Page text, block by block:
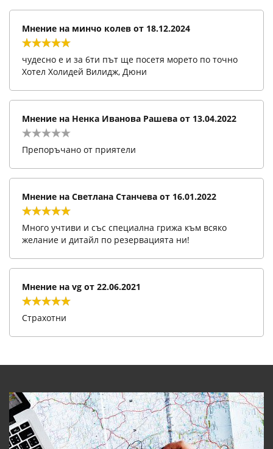
Мнение на минчо колев от 18.12.2024
чудесно е и за 6ти път ще посетя морето по точно
Хотел Холидей Вилидж, Дюни
Мнение на Ненка Иванова Рашева от 13.04.2022
Препоръчано от приятели
Мнение на Светлана Станчева от 16.01.2022
Много учтиви и със специална грижа към всяко
желание и дитайл по резервацията ни!
Мнение на vg от 22.06.2021
Страхотни